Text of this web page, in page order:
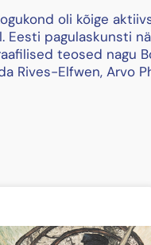
oli kõige
Eesti pagulaskunsti
teosed nagu
Rives-Elfwen, Arvo